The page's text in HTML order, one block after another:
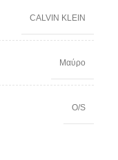
CALVIN KLEIN
Μαύρο
O/S